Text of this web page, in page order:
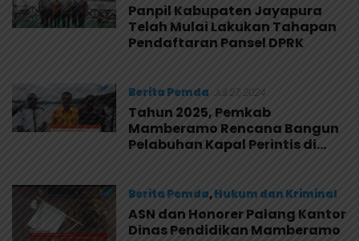
Panpil Kabupaten Jayapura
Telah Mulai Lakukan Tahapan
Pendaftaran Pansel DPRK
Berita Pemda Juli 27, 2024
Tahun 2025, Pemkab
Mamberamo Rencana Bangun
Pelabuhan Kapal Perintis di
Berita Pemda,Hukum dan Kriminal
Juli 27, 2024
ASN dan Honorer Palang Kantor
Dinas Pendidikan Mamberamo